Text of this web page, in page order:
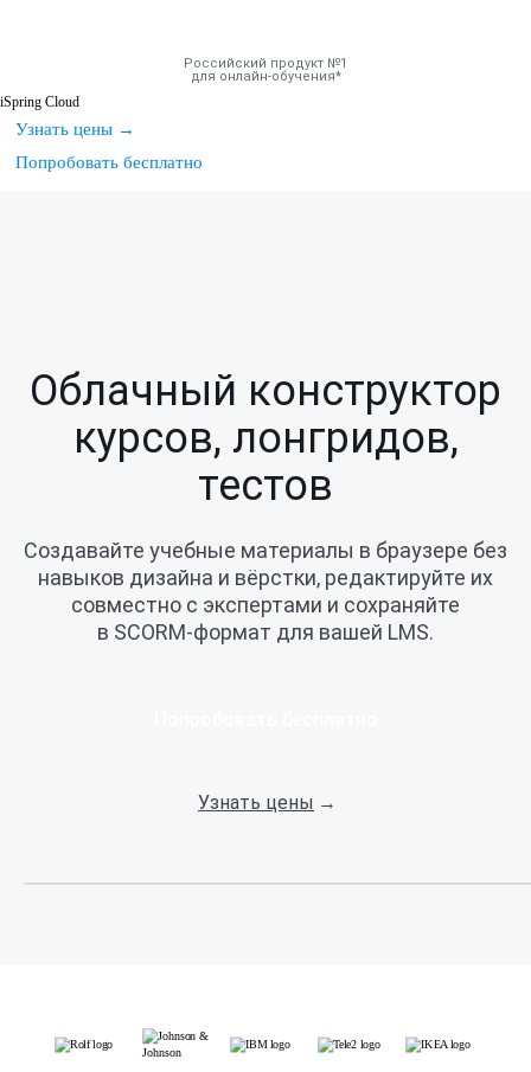
Российский продукт №1
для онлайн-обучения
База знаний
Задать вопрос
Проконсультироваться
iSpring Cloud
Узнать цены
Попробовать бесплатно
Узнать цены →
Попробовать бесплатно
Облачный конструктор
курсов, лонгридов,
тестов
Создавайте учебные материалы в браузере без
навыков дизайна и вёрстки, редактируйте их
совместно с экспертами и сохраняйте
в SCORM-формат для вашей LMS.
Узнать цены →